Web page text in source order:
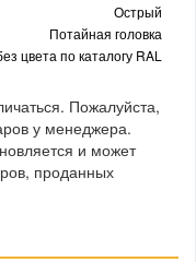
Острый
Потайная головка
цвета по каталогу RAL
Пожалуйста,
у менеджера.
и может
проданных